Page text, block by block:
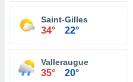
Saint-Gilles
34° 22°
Valleraugue
35° 20°